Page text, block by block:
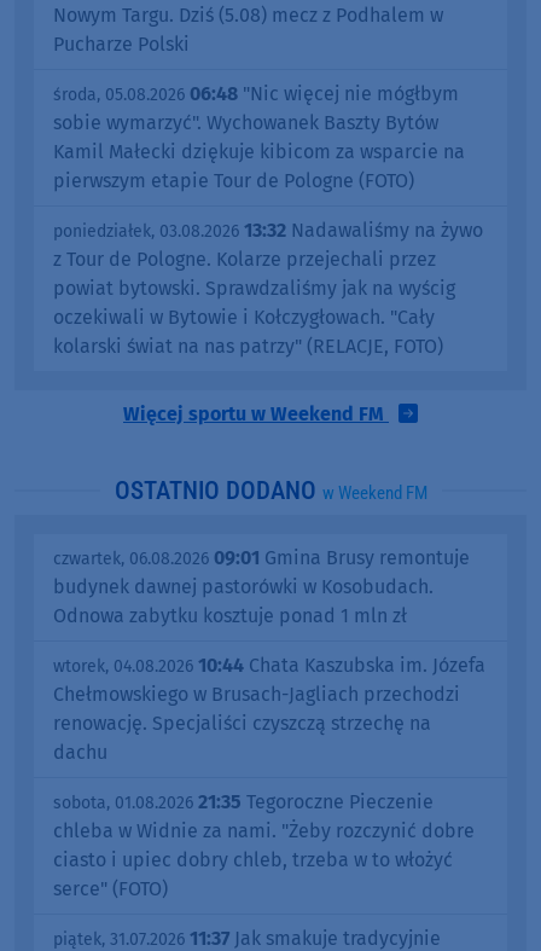
Nowym Targu. Dziś (5.08) mecz z Podhalem w
Pucharze Polski
środa, 05.08.2026 06:48 "Nic więcej nie mógłbym
sobie wymarzyć". Wychowanek Baszty Bytów
Kamil Małecki dziękuje kibicom za wsparcie na
pierwszym etapie Tour de Pologne (FOTO)
poniedziałek, 03.08.2026 13:32 Nadawaliśmy na żywo
z Tour de Pologne. Kolarze przejechali przez
powiat bytowski. Sprawdzaliśmy jak na wyścig
oczekiwali w Bytowie i Kołczygłowach. "Cały
kolarski świat na nas patrzy" (RELACJE, FOTO)
Więcej sportu w Weekend FM
OSTATNIO DODANO w Weekend FM
czwartek, 06.08.2026 09:01 Gmina Brusy remontuje
budynek dawnej pastorówki w Kosobudach.
Odnowa zabytku kosztuje ponad 1 mln zł
wtorek, 04.08.2026 10:44 Chata Kaszubska im. Józefa
Chełmowskiego w Brusach-Jagliach przechodzi
renowację. Specjaliści czyszczą strzechę na
dachu
sobota, 01.08.2026 21:35 Tegoroczne Pieczenie
chleba w Widnie za nami. "Żeby rozczynić dobre
ciasto i upiec dobry chleb, trzeba w to włożyć
serce" (FOTO)
piątek, 31.07.2026 11:37 Jak smakuje tradycyjnie